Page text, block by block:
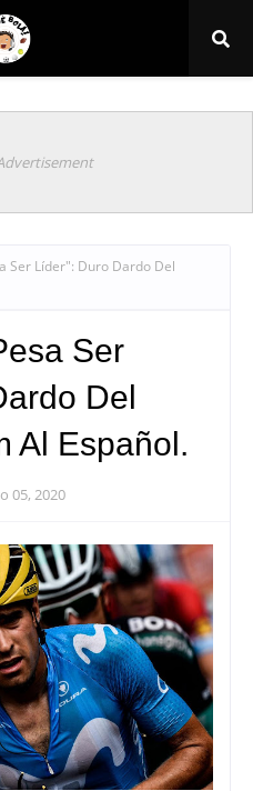
Ser Líder": Duro Dardo Del
Ser
Del
Al Español.
05, 2020